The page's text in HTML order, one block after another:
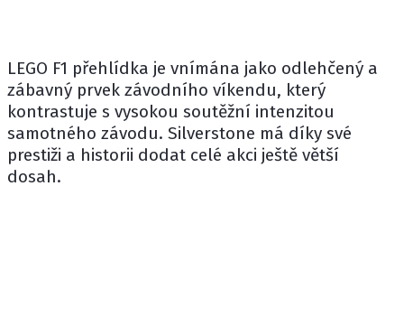
LEGO F1 přehlídka je vnímána jako odlehčený a
zábavný prvek závodního víkendu, který
kontrastuje s vysokou soutěžní intenzitou
samotného závodu. Silverstone má díky své
prestiži a historii dodat celé akci ještě větší
dosah.